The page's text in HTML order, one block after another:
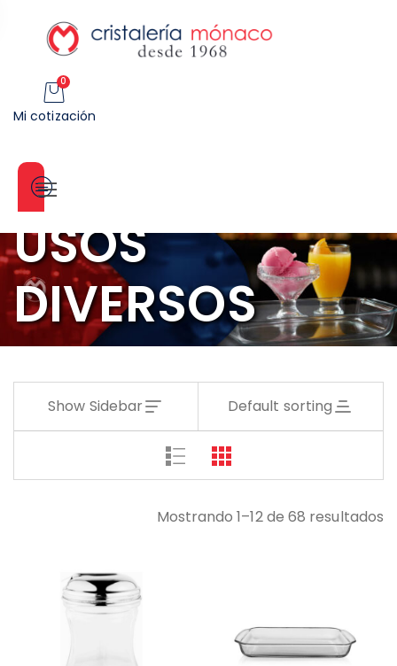
0
Mi cotización
Categorías
USOS
DIVERSOS
INICIO>CRISTALERIA>USOS DIVERSOS
Show Sidebar Default sorting
Mostrando 1–12 de 68 resultados